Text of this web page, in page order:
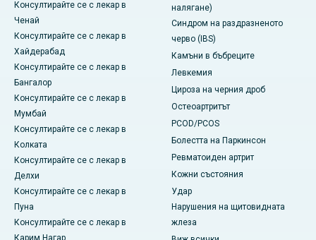
Консултирайте се с лекар в
Ченай
Консултирайте се с лекар в
Хайдерабад
Консултирайте се с лекар в
Бангалор
Консултирайте се с лекар в
Мумбай
Консултирайте се с лекар в
Колката
Консултирайте се с лекар в
Делхи
Консултирайте се с лекар в
Пуна
Консултирайте се с лекар в
налягане)
Синдром на раздразненото
черво (IBS)
Камъни в бъбреците
Левкемия
Цироза на черния дроб
Остеоартритът
PCOD/PCOS
Болестта на Паркинсон
Ревматоиден артрит
Кожни състояния
Удар
Нарушения на щитовидната
жлеза